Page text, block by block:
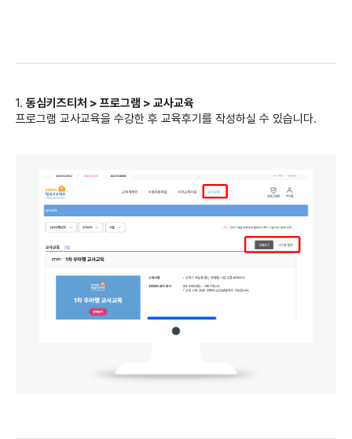
1. 동심키즈티처 > 프로그램 > 교사교육
프로그램 교사교육을 수강한 후 교육후기를 작성하실 수 있습니다.